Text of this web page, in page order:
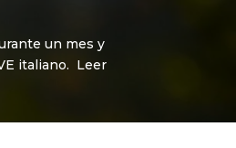
un mes y
italiano. Leer